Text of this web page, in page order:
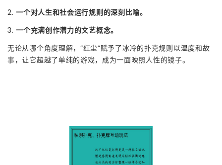
2.一个对人生和社会运行规则的深刻比喻。
3.一个充满创作潜力的文艺概念。
无论从哪个角度理解，“红尘”赋予了冰冷的扑克规则以温度和故
事，让它超越了单纯的游戏，成为一面映照人性的镜子。